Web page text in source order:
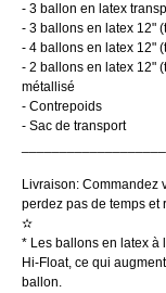
- 3 ballon en latex
- 3 ballons en latex 12"
- 4 ballons en latex 12"
- 2 ballons en latex 12"
métallisé
- Contrepoids
- Sac de transport
Livraison: Commandez
perdez pas de temps et
✫
* Les ballons en latex à
Hi-Float, ce qui
ballon.